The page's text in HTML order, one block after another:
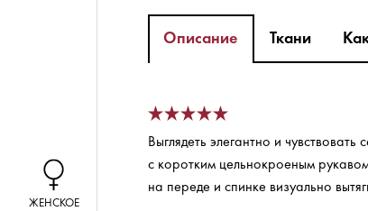
ЖЕНСКОЕ
Описание Ткани
Выглядеть элегантно и
с коротким цельнокроеным
на переде и спинке визуально